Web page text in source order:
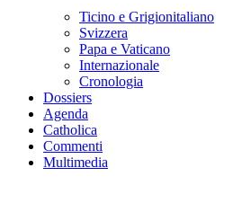
Ticino e Grigionitaliano
Svizzera
Papa e Vaticano
Internazionale
Cronologia
Dossiers
Agenda
Catholica
Commenti
Multimedia